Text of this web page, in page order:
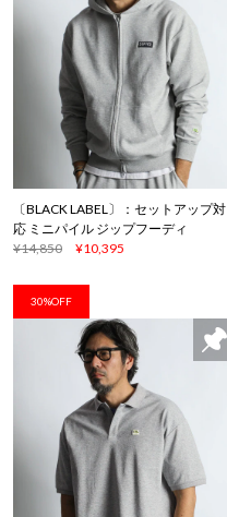
〔BLACK LABEL〕：セットアップ対
応 ミニパイル ジップフーディ
¥14,850
¥10,395
30%OFF